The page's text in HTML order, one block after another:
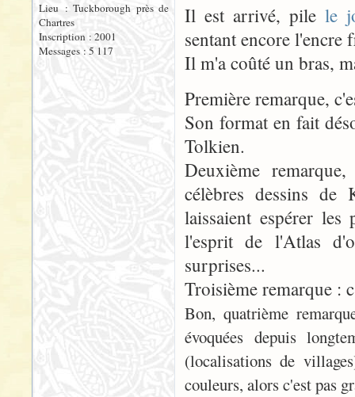
Lieu : Tuckborough près de
Chartres
Inscription : 2001
Messages : 5 117
Il est arrivé, pile le
sentant encore l'encre
Il m'a coûté un bras,
Première remarque,
Son format en fait
Tolkien.
Deuxième
célèbres dessins de
laissaient espérer
l'esprit de l'Atlas
surprises...
Troisième remarque :
Bon, quatrième
évoquées depuis
(localisations de
couleurs, alors c'est pas